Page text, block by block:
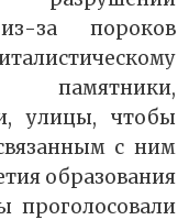
за пороков
улицы, чтобы
с ним
образования
проголосовали